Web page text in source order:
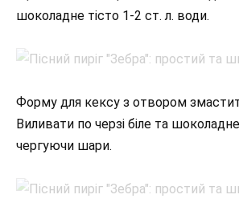
шоколадне тісто 1-2 ст. л. води.
Форму для кексу з отвором
Виливати по черзі біле та
чергуючи шари.